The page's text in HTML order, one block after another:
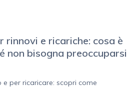
rinnovi e ricariche: cosa è
non bisogna preoccuparsi
per ricaricare: scopri come